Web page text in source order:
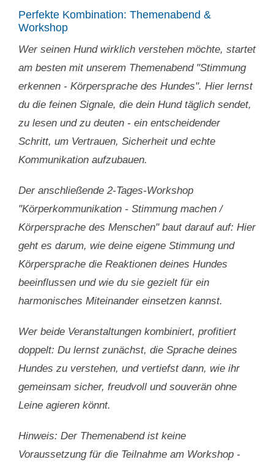
Perfekte Kombination: Themenabend &
Workshop
Wer seinen Hund wirklich verstehen möchte, startet
am besten mit unserem Themenabend "Stimmung
erkennen - Körpersprache des Hundes". Hier lernst
du die feinen Signale, die dein Hund täglich sendet,
zu lesen und zu deuten - ein entscheidender
Schritt, um Vertrauen, Sicherheit und echte
Kommunikation aufzubauen.
Der anschließende 2-Tages-Workshop
"Körperkommunikation - Stimmung machen /
Körpersprache des Menschen" baut darauf auf: Hier
geht es darum, wie deine eigene Stimmung und
Körpersprache die Reaktionen deines Hundes
beeinflussen und wie du sie gezielt für ein
harmonisches Miteinander einsetzen kannst.
Wer beide Veranstaltungen kombiniert, profitiert
doppelt: Du lernst zunächst, die Sprache deines
Hundes zu verstehen, und vertiefst dann, wie ihr
gemeinsam sicher, freudvoll und souverän ohne
Leine agieren könnt.
Hinweis: Der Themenabend ist keine
Voraussetzung für die Teilnahme am Workshop -